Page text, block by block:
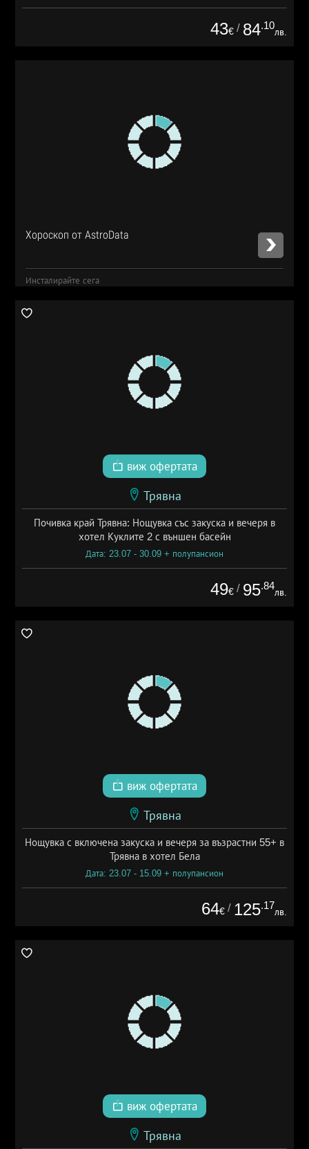
43€ / 84.10
лв.
Хороскоп от AstroData
Инсталирайте сега
виж офертата
Трявна
Почивка край Трявна: Нощувка със закуска и вечеря в
хотел Куклите 2 с външен басейн
Дата: 23.07 - 30.09 + полупансион
49€ / 95.84
лв.
виж офертата
Трявна
Нощувка с включена закуска и вечеря за възрастни 55+ в
Трявна в хотел Бела
Дата: 23.07 - 15.09 + полупансион
64€ / 125.17
лв.
виж офертата
Трявна